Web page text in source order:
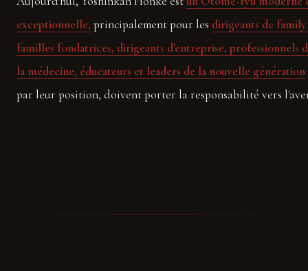
exceptionnelle, principalement pour les dirigeants de
familles fondatrices, dirigeants d'entreprise, professionnels
la médecine, éducateurs et leaders de la nouvelle génération
par leur position, doivent porter la responsabilité vers